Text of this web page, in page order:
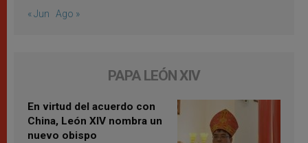
« Jun Ago »
PAPA LEÓN XIV
En virtud del acuerdo con
China, León XIV nombra un
nuevo obispo